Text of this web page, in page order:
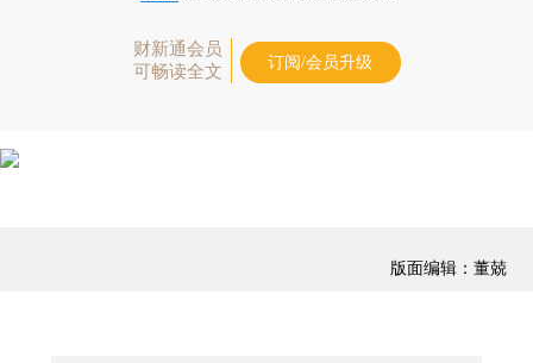
财新通会员
可畅读全文
订阅/会员升级
版面编辑：董兢